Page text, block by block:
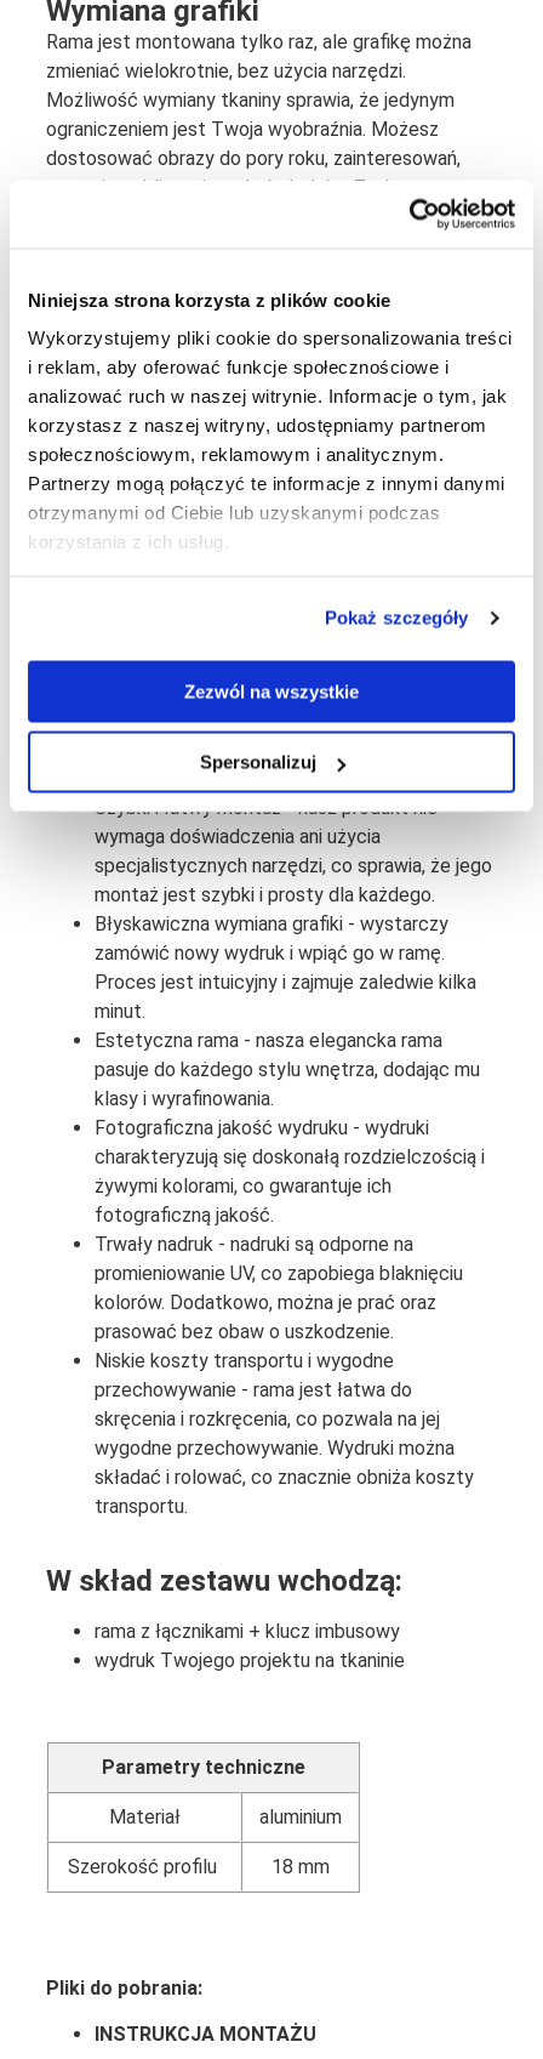
Niniejsza strona korzysta z plików cookie
Wykorzystujemy pliki cookie do spersonalizowania treści
i reklam, aby oferować funkcje społecznościowe i
analizować ruch w naszej witrynie. Informacje o tym, jak
korzystasz z naszej witryny, udostępniamy partnerom
społecznościowym, reklamowym i analitycznym.
Partnerzy mogą połączyć te informacje z innymi danymi
otrzymanymi od Ciebie lub uzyskanymi podczas
korzystania z ich usług.
Pokaż szczegóły
Zezwól na wszystkie
Spersonalizuj
Wymiana grafiki
Rama jest montowana tylko raz, ale grafikę można
zmieniać wielokrotnie, bez użycia narzędzi.
Możliwość wymiany tkaniny sprawia, że jedynym
ograniczeniem jest Twoja wyobraźnia. Możesz
dostosować obrazy do pory roku, zainteresowań,
nowych mebli czy innych dodatków. Zaskocz
domowników grafiką z motywem urodzinowym!
Format i rodzaje mocowań
Dostępne formaty ram to minimalny: 50x70 cm,
maksymalny: 200x200 cm. Ramy o głębokości 18
mm są dedykowane do montażu ściennego. Gotową
konstrukcję można przywiercić bezpośrednio do
ściany (rama posiada przygotowane otwory do
nawierceń) lub z użyciem dodatkowych elementów
montażowych.
(sublimacja)
Szybki i łatwy montaż - nasz produkt nie
wymaga doświadczenia ani użycia
specjalistycznych narzędzi, co sprawia, że jego
montaż jest szybki i prosty dla każdego.
Błyskawiczna wymiana grafiki - wystarczy
zamówić nowy wydruk i wpiąć go w ramę.
Proces jest intuicyjny i zajmuje zaledwie kilka
minut.
Estetyczna rama - nasza elegancka rama
pasuje do każdego stylu wnętrza, dodając mu
klasy i wyrafinowania.
Fotograficzna jakość wydruku - wydruki
charakteryzują się doskonałą rozdzielczością i
żywymi kolorami, co gwarantuje ich
fotograficzną jakość.
Trwały nadruk - nadruki są odporne na
promieniowanie UV, co zapobiega blaknięciu
kolorów. Dodatkowo, można je prać oraz
prasować bez obaw o uszkodzenie.
Niskie koszty transportu i wygodne
przechowywanie - rama jest łatwa do
skręcenia i rozkręcenia, co pozwala na jej
wygodne przechowywanie. Wydruki można
składać i rolować, co znacznie obniża koszty
transportu.
W skład zestawu wchodzą:
rama z łącznikami + klucz imbusowy
wydruk Twojego projektu na tkaninie
Parametry techniczne
Materiał aluminium
Szerokość profilu 18 mm
Pliki do pobrania:
INSTRUKCJA MONTAŻU